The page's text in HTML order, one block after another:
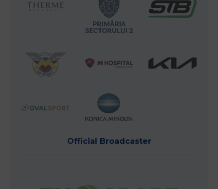
Official Broadcaster